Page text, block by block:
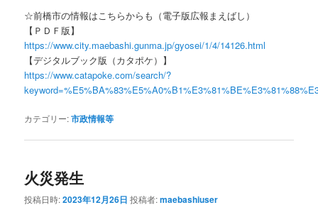
☆前橋市の情報はこちらからも（電子版広報まえばし）
【ＰＤＦ版】
https://www.city.maebashi.gunma.jp/gyosei/1/4/14126.html
【デジタルブック版（カタポケ）】
https://www.catapoke.com/search/?
カテゴリー:市政情報等
火災発生
投稿日時:2023年12月26日 投稿者:maebashiuser